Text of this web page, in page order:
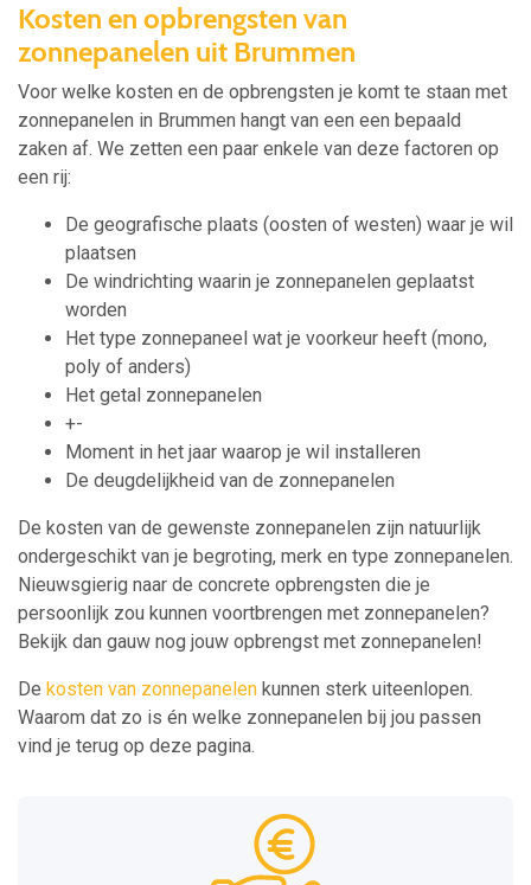
Kosten en opbrengsten van
zonnepanelen uit Brummen
Voor welke kosten en de opbrengsten je komt te staan met
zonnepanelen in Brummen hangt van een een bepaald
zaken af. We zetten een paar enkele van deze factoren op
een rij:
De geografische plaats (oosten of westen) waar je wil
plaatsen
De windrichting waarin je zonnepanelen geplaatst
worden
Het type zonnepaneel wat je voorkeur heeft (mono,
poly of anders)
Het getal zonnepanelen
+-
Moment in het jaar waarop je wil installeren
De deugdelijkheid van de zonnepanelen
De kosten van de gewenste zonnepanelen zijn natuurlijk
ondergeschikt van je begroting, merk en type zonnepanelen.
Nieuwsgierig naar de concrete opbrengsten die je
persoonlijk zou kunnen voortbrengen met zonnepanelen?
Bekijk dan gauw nog jouw opbrengst met zonnepanelen!
De kosten van zonnepanelen kunnen sterk uiteenlopen.
Waarom dat zo is én welke zonnepanelen bij jou passen
vind je terug op deze pagina.